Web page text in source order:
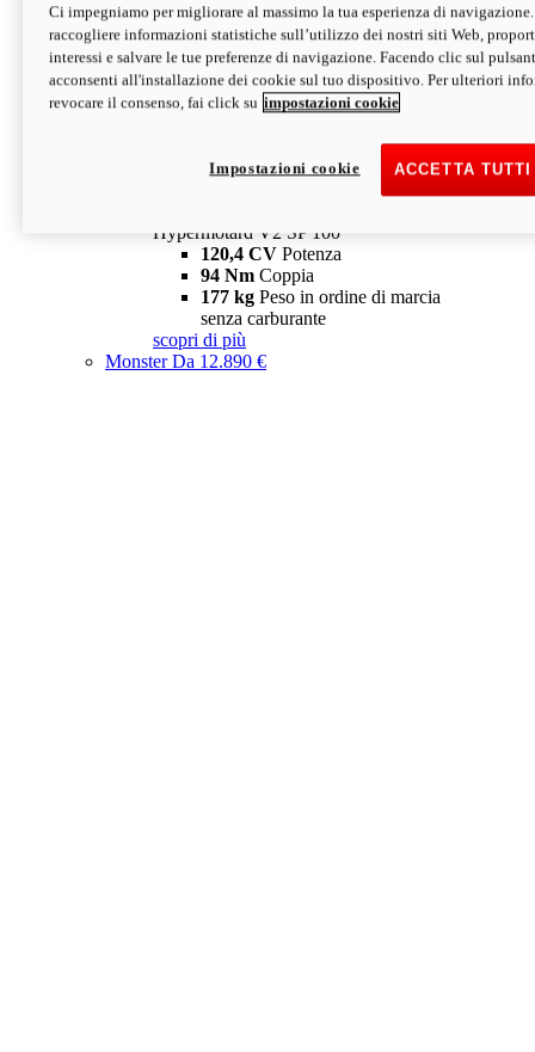
Hypermotard V2 SP
120,4 CVPotenza
94 NmCoppia
177 kgPeso in ordine di marcia
senza carburante
Depotenziata 35 kW: 18.890 € i
configura scopri di più
Hypermotard V2 SP 100
120,4 CV Potenza
94 Nm Coppia
177 kg Peso in ordine di marcia
senza carburante
scopri di più
MonsterDa 12.890 €
Ci impegniamo per migliorare al massimo la tua esperienza di
raccogliere informazioni statistiche sull’utilizzo dei nostri siti Web,
interessi e salvare le tue preferenze di navigazione. Facendo clic sul
acconsenti all'installazione dei cookie sul tuo dispositivo. Per ulteriori
revocare il consenso, fai click su impostazioni cookie
ACCETTA
Impostazioni cookie